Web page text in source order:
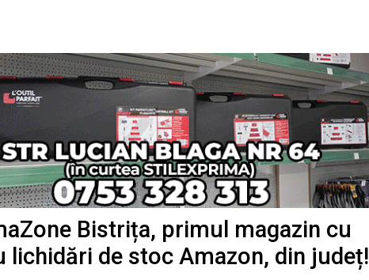
Bistrița, primul magazin cu
lichidări de stoc Amazon, din județ!